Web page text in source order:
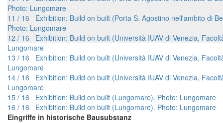
Photo: Lungomare
11 / 16 Exhibition: Build on built (Porta S. Agostino nell'ambito di
Photo: Lungomare
12 / 16 Exhibition: Build on built (Università IUAV di Venezia,
Lungomare
13 / 16 Exhibition: Build on built (Università IUAV di Venezia,
Lungomare
14 / 16 Exhibition: Build on built (Università IUAV di Venezia,
Lungomare
15 / 16 Exhibition: Build on built (Lungomare). Photo: Lungomare
16 / 16 Exhibition: Build on built (Lungomare). Photo: Lungomare
Eingriffe in historische Bausubstanz